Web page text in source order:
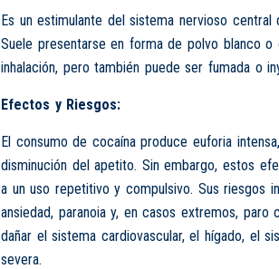
Es un estimulante del sistema nervioso
Suele presentarse en forma de polvo blanco
inhalación, pero también puede ser fumada o
Efectos y Riesgos:
El consumo de cocaína produce euforia
disminución del apetito. Sin embargo, estos
a un uso repetitivo y compulsivo. Sus riesgos
ansiedad, paranoia y, en casos extremos,
dañar el sistema cardiovascular, el hígado, el
severa.